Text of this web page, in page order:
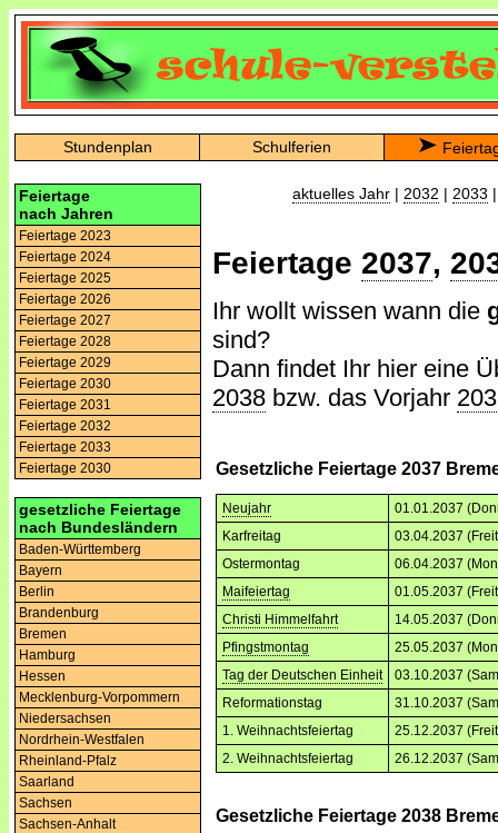
Stundenplan Schulferien
Feiertage
nach Jahren
Feiertage 2023
Feiertage 2024
Feiertage 2025
Feiertage 2026
Feiertage 2027
Feiertage 2028
Feiertage 2029
Feiertage 2030
Feiertage 2031
Feiertage 2032
Feiertage 2033
Feiertage 2030
gesetzliche Feiertage
nach Bundesländern
Baden-Württemberg
Bayern
Berlin
Brandenburg
Bremen
Hamburg
Hessen
Mecklenburg-Vorpommern
Niedersachsen
Nordrhein-Westfalen
Rheinland-Pfalz
Saarland
Sachsen
Sachsen-Anhalt
aktuelles Jahr | 2032 | 2033
Feiertage 2037,
Ihr wollt wissen wann die
sind?
Dann findet Ihr hier eine
2038 bzw. das Vorjahr
Gesetzliche Feiertage 2037
Neujahr
01.01.2037
Karfreitag
03.04.2037
Ostermontag
06.04.2037
Maifeiertag
01.05.2037
Christi Himmelfahrt
14.05.2037
Pfingstmontag
25.05.2037
Tag der Deutschen Einheit
03.10.2037
Reformationstag
31.10.2037
1. Weihnachtsfeiertag
25.12.2037
2. Weihnachtsfeiertag
26.12.2037
Gesetzliche Feiertage 2038